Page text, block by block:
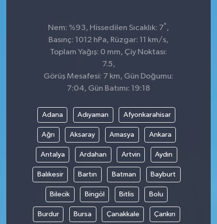
Nem: %93, Hissedilen Sıcaklık: 7° ,
Basınç: 1012 hPa, Rüzgar: 11 km/s,
Toplam Yağış: 0 mm, Çiy Noktası:
7.5,
Görüş Mesafesi: 7 km, Gün Doğumu:
7:04, Gün Batımı: 19:18
Adana Adıyaman Afyonkarahisar
Ağrı Aksaray Amasya Ankara
Antalya Ardahan Artvin Aydın
Balıkesir Bartın Batman Bayburt
Bilecik Bingöl Bitlis Bolu
Burdur Bursa Çanakkale Çankırı